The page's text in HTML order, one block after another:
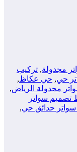
مجدولة, تركيب
حي, حي عكاظ,
مجدولة الرياض,
تصميم سواتر
حدائق حي,